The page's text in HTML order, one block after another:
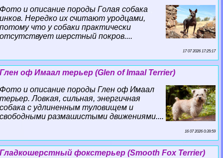
Фото и описание породы Гoлая собака
инков. Нередко их считают уpoдцами,
потому что у собаки пpaктически
отсутствует шерстный покров....
17 07 2026 17:25:17
Глен оф Имаал терьер (Glen of Imaal Terrier)
Фото и описание породы Глен оф Имаал
терьер. Ловкая, сильная, энергичная
собака с удлиненным туловищем и
свободными размашистыми движениями....
16 07 2026 0:39:59
Гладкошерстный фокстерьер (Smooth Fox Terrier)